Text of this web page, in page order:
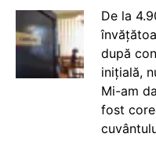
De la
după
inițială,
Mi-am
fost